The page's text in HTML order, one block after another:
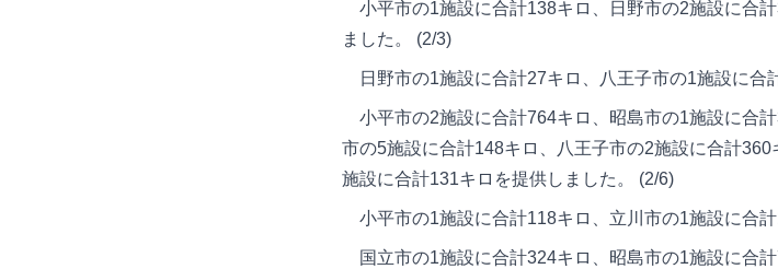
小平市の1施設に合計138キロ、日野市の2施設に合
ました。 (2/3)
日野市の1施設に合計27キロ、八王子市の1施設に合
小平市の2施設に合計764キロ、昭島市の1施設に合
市の5施設に合計148キロ、八王子市の2施設に合計
施設に合計131キロを提供しました。 (2/6)
小平市の1施設に合計118キロ、立川市の1施設に合
国立市の1施設に合計324キロ、昭島市の1施設に合